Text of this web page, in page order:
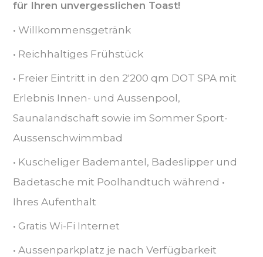
für Ihren unvergesslichen Toast!
• Willkommensgetränk
• Reichhaltiges Frühstück
• Freier Eintritt in den 2'200 qm DOT SPA mit
Erlebnis Innen- und Aussenpool,
Saunalandschaft sowie im Sommer Sport-
Aussenschwimmbad
• Kuscheliger Bademantel, Badeslipper und
Badetasche mit Poolhandtuch während •
Ihres Aufenthalt
• Gratis Wi-Fi Internet
• Aussenparkplatz je nach Verfügbarkeit